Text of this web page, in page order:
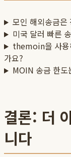
모인 해외송금은
미국 달러 빠른
themoin을 사용
가요?
MOIN 송금 한도
결론: 더
니다